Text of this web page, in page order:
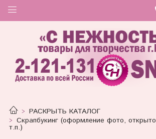
РАСКРЫТЬ КАТАЛОГ
Скрапбукинг (оформление фото,
т.п.)